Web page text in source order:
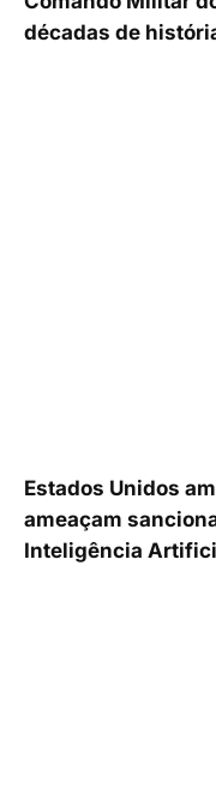
décadas de
Estados Unidos
ameaçam
Inteligência